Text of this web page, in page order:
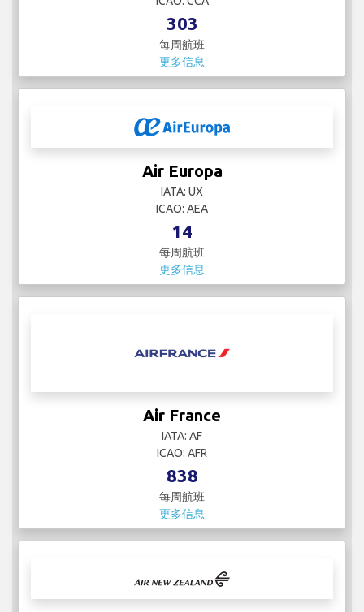
303
每周航班
更多信息
Air Europa
IATA: UX
ICAO: AEA
14
每周航班
更多信息
Air France
IATA: AF
ICAO: AFR
838
每周航班
更多信息